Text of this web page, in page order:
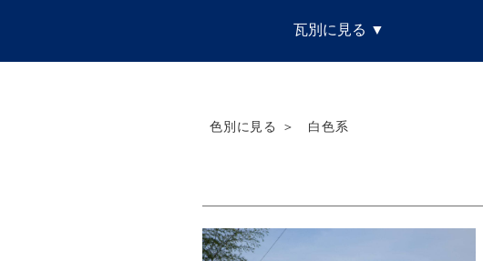
瓦別に見る
色別に見る ＞ 白色系